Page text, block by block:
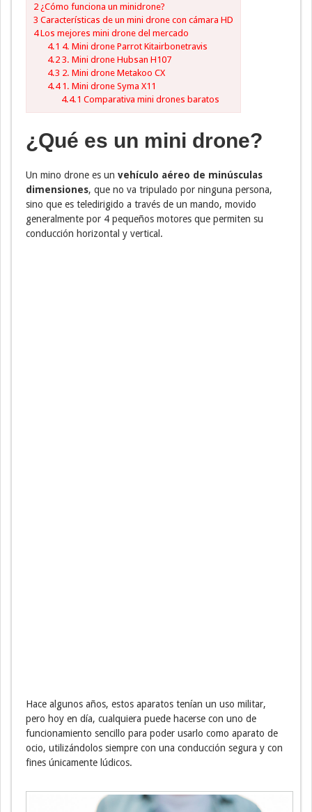
2 ¿Cómo funciona un minidrone?
3 Características de un mini drone con cámara HD
4Los mejores mini drone del mercado
4.1 4. Mini drone Parrot Kitairbonetravis
4.23. Mini drone Hubsan H107
4.3 2. Mini drone Metakoo CX
4.41. Mini drone Syma X11
4.4.1 Comparativa mini drones baratos
¿Qué es un mini drone?
Un mino drone es un vehículo aéreo de minúsculas
dimensiones, que no va tripulado por ninguna persona,
sino que es teledirigido a través de un mando, movido
generalmente por 4 pequeños motores que permiten su
conducción horizontal y vertical.
Hace algunos años, estos aparatos tenían un uso militar,
pero hoy en día, cualquiera puede hacerse con uno de
funcionamiento sencillo para poder usarlo como aparato de
ocio, utilizándolos siempre con una conducción segura y con
fines únicamente lúdicos.